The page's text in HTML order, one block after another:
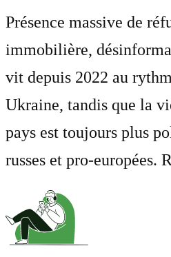
Présence massive de
immobilière,
vit depuis 2022 au
Ukraine, tandis que la
pays est toujours plus
russes et pro-europées.